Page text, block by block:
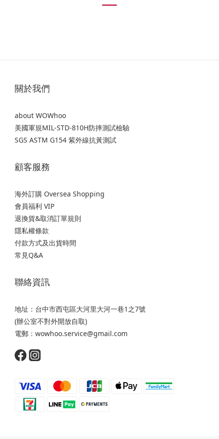
關於我們
about WOWhoo
美國軍規MIL-STD-810H防摔測試檢驗
SGS ASTM G154 紫外線抗黃測試
顧客服務
海外訂購 Oversea Shopping
會員福利 VIP
退換貨&取消訂單規則
隱私權條款
付款方式及出貨時間
常見Q&A
聯絡資訊
地址：台中市西屯區大河里大河一巷1之7號
(辦公室不對外開放自取)
電郵：wowhoo.service@gmail.com